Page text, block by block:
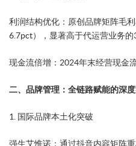
利润结构优化​：原创品牌矩阵毛
6.7pct），显著高于代运营业务的
现金流倍增​：2024年末经营现金
二、品牌管理：全链路赋能的深
​1. 国际品牌本土化突破​
强生艾惟诺​：通过抖音内容矩阵